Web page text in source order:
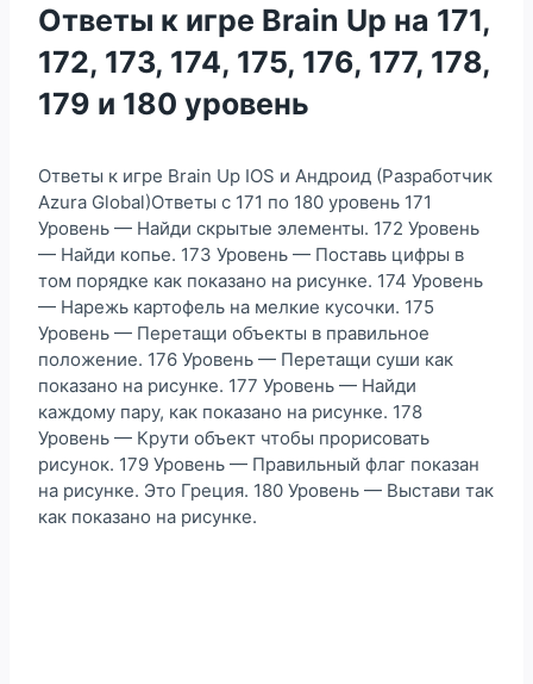
Ответы к игре Brain Up на 171,
172, 173, 174, 175, 176, 177, 178,
179 и 180 уровень
Ответы к игре Brain Up IOS и Андроид (Разработчик
Azura Global)Ответы с 171 по 180 уровень 171
Уровень — Найди скрытые элементы. 172 Уровень
— Найди копье. 173 Уровень — Поставь цифры в
том порядке как показано на рисунке. 174 Уровень
— Нарежь картофель на мелкие кусочки. 175
Уровень — Перетащи объекты в правильное
положение. 176 Уровень — Перетащи суши как
показано на рисунке. 177 Уровень — Найди
каждому пару, как показано на рисунке. 178
Уровень — Крути объект чтобы прорисовать
рисунок. 179 Уровень — Правильный флаг показан
на рисунке. Это Греция. 180 Уровень — Выстави так
как показано на рисунке.